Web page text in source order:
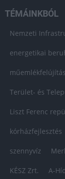
TÉMÁINKBÓL
Nemzeti
energetikai
műemlékfelújítás
Terület- és
Liszt Ferenc
kórházfejlesztés
szennyvíz
KÉSZ Zrt. A-